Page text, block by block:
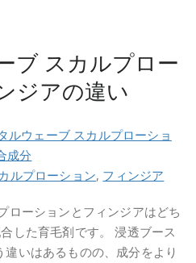
ブ スカルプロー
ジアの違い
ルウェーブ スカルプローショ
成分
ルプローション, フィンジア
ローションとフィンジアはどち
した育毛剤です。 浸透ブース
いはあるものの、成分をより